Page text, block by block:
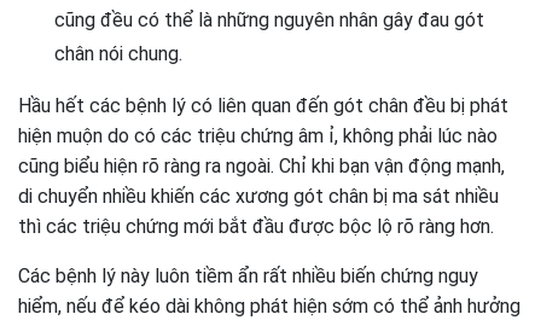
cũng đều có thể là những nguyên nhân gây đau gót
chân nói chung.
Hầu hết các bệnh lý có liên quan đến gót chân đều bị phát
hiện muộn do có các triệu chứng âm ỉ, không phải lúc nào
cũng biểu hiện rõ ràng ra ngoài. Chỉ khi bạn vận động mạnh,
di chuyển nhiều khiến các xương gót chân bị ma sát nhiều
thì các triệu chứng mới bắt đầu được bộc lộ rõ ràng hơn.
Các bệnh lý này luôn tiềm ẩn rất nhiều biến chứng nguy
hiểm, nếu để kéo dài không phát hiện sớm có thể ảnh hưởng